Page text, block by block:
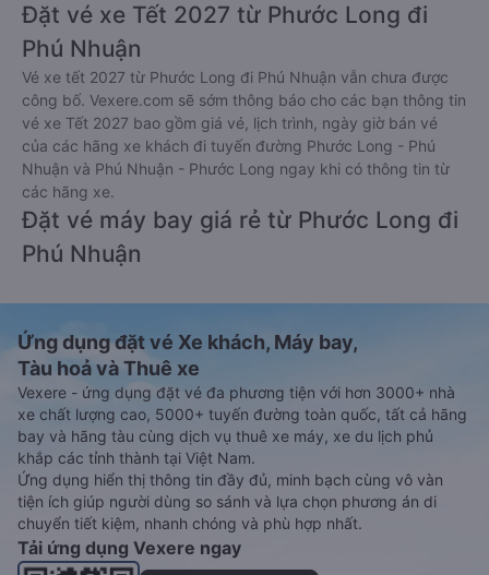
Đặt vé xe Tết 2027 từ Phước Long đi
Phú Nhuận
Vé xe tết 2027 từ Phước Long đi Phú Nhuận vẫn chưa được
công bố. Vexere.com sẽ sớm thông báo cho các bạn thông tin
vé xe Tết 2027 bao gồm giá vé, lịch trình, ngày giờ bán vé
của các hãng xe khách đi tuyến đường Phước Long - Phú
Nhuận và Phú Nhuận - Phước Long ngay khi có thông tin từ
các hãng xe.
Đặt vé máy bay giá rẻ từ Phước Long đi
Phú Nhuận
Ứng dụng đặt vé Xe khách, Máy bay,
Tàu hoả và Thuê xe
Vexere - ứng dụng đặt vé đa phương tiện với hơn 3000+ nhà
xe chất lượng cao, 5000+ tuyến đường toàn quốc, tất cả hãng
bay và hãng tàu cùng dịch vụ thuê xe máy, xe du lịch phủ
khắp các tỉnh thành tại Việt Nam.
Ứng dụng hiển thị thông tin đầy đủ, minh bạch cùng vô vàn
tiện ích giúp người dùng so sánh và lựa chọn phương án di
chuyển tiết kiệm, nhanh chóng và phù hợp nhất.
Tải ứng dụng Vexere ngay